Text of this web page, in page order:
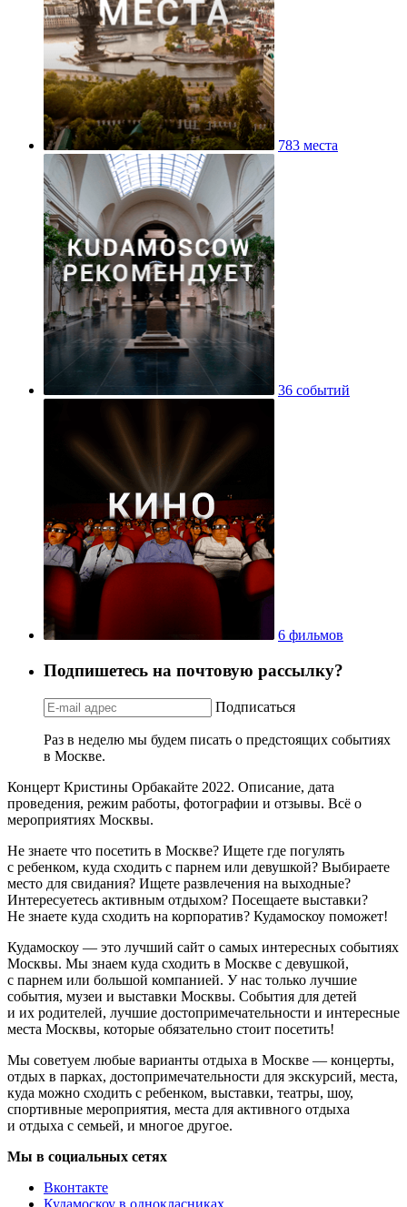
783 места
36 событий
6 фильмов
Подпишетесь на почтовую рассылку?
Подписаться
Раз в неделю мы будем писать о предстоящих событиях
в Москве.
Концерт Кристины Орбакайте 2022. Описание, дата
проведения, режим работы, фотографии и отзывы. Всё о
мероприятиях Москвы.
Не знаете что посетить в Москве? Ищете где погулять
с ребенком, куда сходить с парнем или девушкой? Выбираете
место для свидания? Ищете развлечения на выходные?
Интересуетесь активным отдыхом? Посещаете выставки?
Не знаете куда сходить на корпоратив? Кудамоскоу поможет!
Кудамоскоу — это лучший сайт о самых интересных событиях
Москвы. Мы знаем куда сходить в Москве с девушкой,
с парнем или большой компанией. У нас только лучшие
события, музеи и выставки Москвы. События для детей
и их родителей, лучшие достопримечательности и интересные
места Москвы, которые обязательно стоит посетить!
Мы советуем любые варианты отдыха в Москве — концерты,
отдых в парках, достопримечательности для экскурсий, места,
куда можно сходить с ребенком, выставки, театры, шоу,
спортивные мероприятия, места для активного отдыха
и отдыха с семьей, и многое другое.
Мы в социальных сетях
Вконтакте
Кудамоскоу в однокласниках